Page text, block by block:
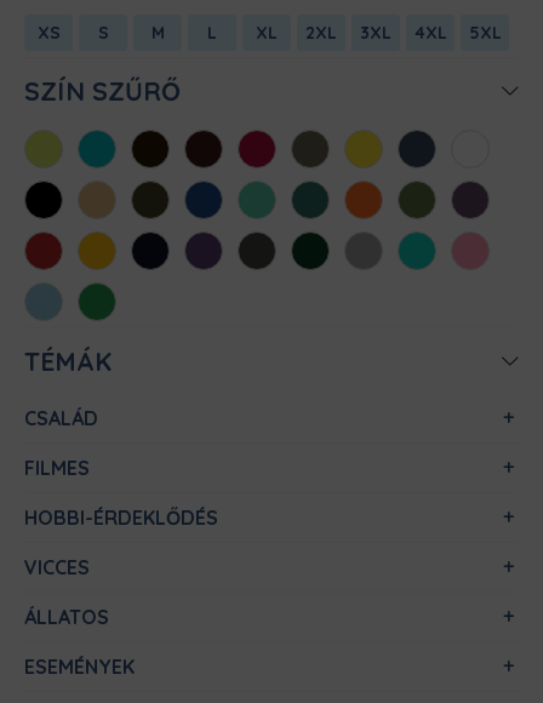
XS S M L XL 2XL 3XL 4XL 5XL
SZÍN SZŰRŐ
AlmazöldAtollkékBarnaBordóChili Cink Citromsárga
Denim
FeketeHomokKhaki KirálykékMentaMéregzöld
NarancsOliva Padlizsán
Piros SárgaSötétkékSötétlilaSötétszürke
SötétzöldSportszürke
Türkiz
Világos
rózsaszín
Világoskék
Zöld
TÉMÁK
CSALÁD
FILMES
HOBBI-ÉRDEKLŐDÉS
VICCES
ÁLLATOS
ESEMÉNYEK